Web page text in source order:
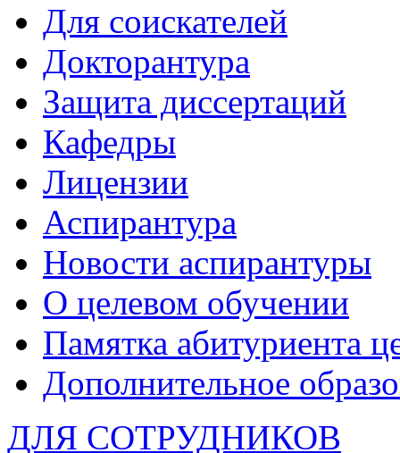
Для соискателей
Докторантура
Защита диссертаций
Кафедры
Лицензии
Аспирантура
Новости аспирантуры
О целевом обучении
Памятка абитуриента
Дополнительное
ДЛЯ СОТРУДНИКОВ